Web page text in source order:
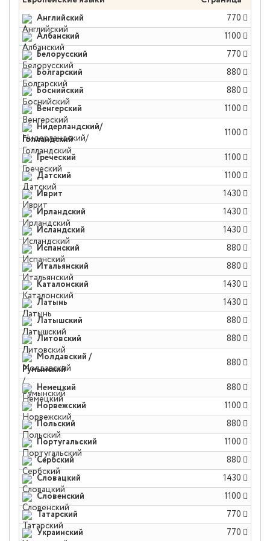
Английский 770
Албанский 1100
Белорусский 770
Болгарский 880
Боснийский 880
Венгерский 1100
Нидерландский/
Голландский
1100
Греческий 1100
Датский 1100
Иврит 1430
Ирландский 1430
Исландский 1430
Испанский 880
Итальянский 880
Каталонский 1430
Латынь 1430
Латышский 880
Литовский 880
Молдавский /
Румынский
880
Немецкий 880
Норвежский 1100
Польский 880
Португальский 1100
Сербский 880
Словацкий 1430
Словенский 1100
Татарский 770
Украинский 770